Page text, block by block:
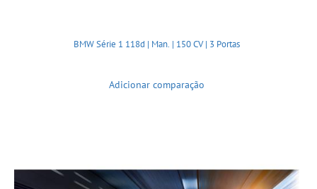
BMW Série 1 118d | Man. | 150 CV | 3 Portas
Adicionar comparação